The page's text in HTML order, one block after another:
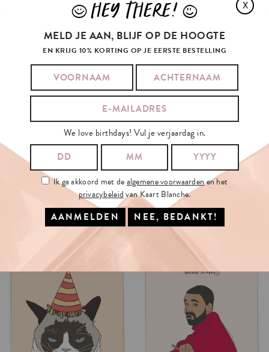
X
JHEY THERE! L
MELD JE AAN, BLIJF OP DE HOOGTE
EN KRIJG 10% KORTING OP JE EERSTE BESTELLING
We love birthdays! Vul je verjaardag in.
Ik ga akkoord met dealgemene voorwaardenen het
privacybeleidvan Kaart Blanche.